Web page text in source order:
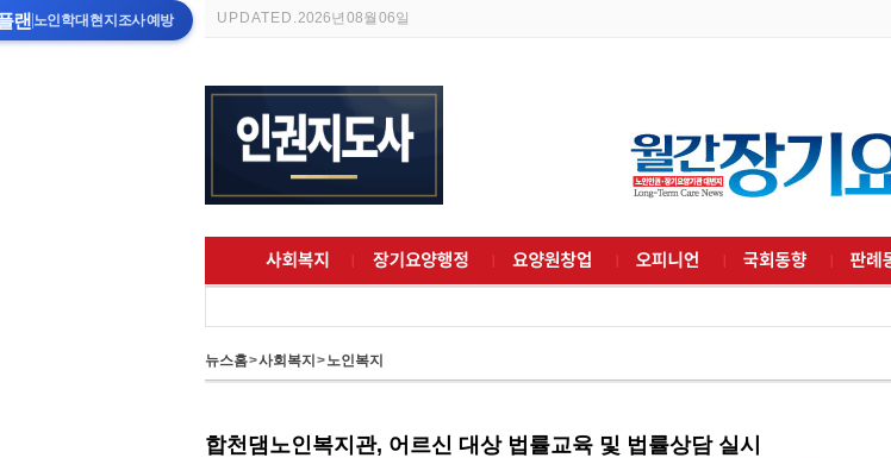
랜 노인학대 현지조사 예방 UPDATED.2026년 08월 06일
뉴스홈>사회복지 >노인복지